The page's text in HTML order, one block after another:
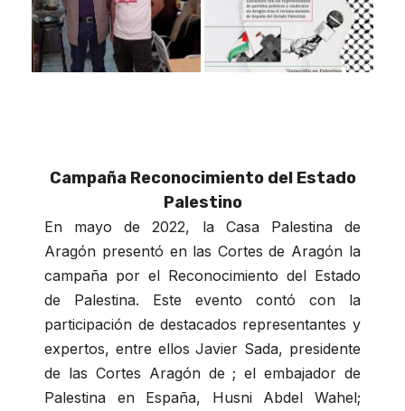
Campaña Reconocimiento del Estado
Palestino
En mayo de 2022, la Casa Palestina de
Aragón presentó en las Cortes de Aragón la
campaña por el Reconocimiento del Estado
de Palestina. Este evento contó con la
participación de destacados representantes y
expertos, entre ellos Javier Sada, presidente
de las Cortes Aragón de ; el embajador de
Palestina en España, Husni Abdel Wahel;